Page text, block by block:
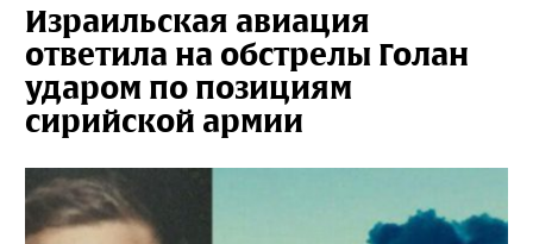
Израильская авиация
ответила на обстрелы Голан
ударом по позициям
сирийской армии